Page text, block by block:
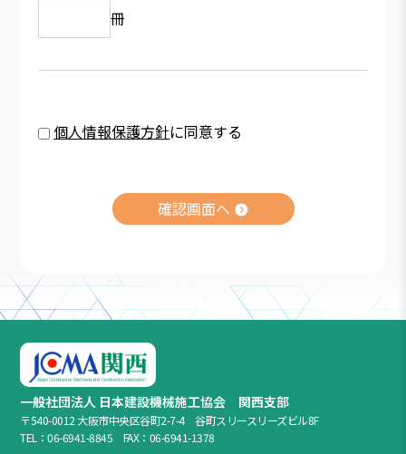
冊
個人情報保護方針に同意する
確認画面へ
一般社団法人 日本建設機械施工協会 関西支部
〒540-0012 大阪市中央区谷町2-7-4 谷町スリースリーズビル8F
TEL：06-6941-8845 FAX：06-6941-1378